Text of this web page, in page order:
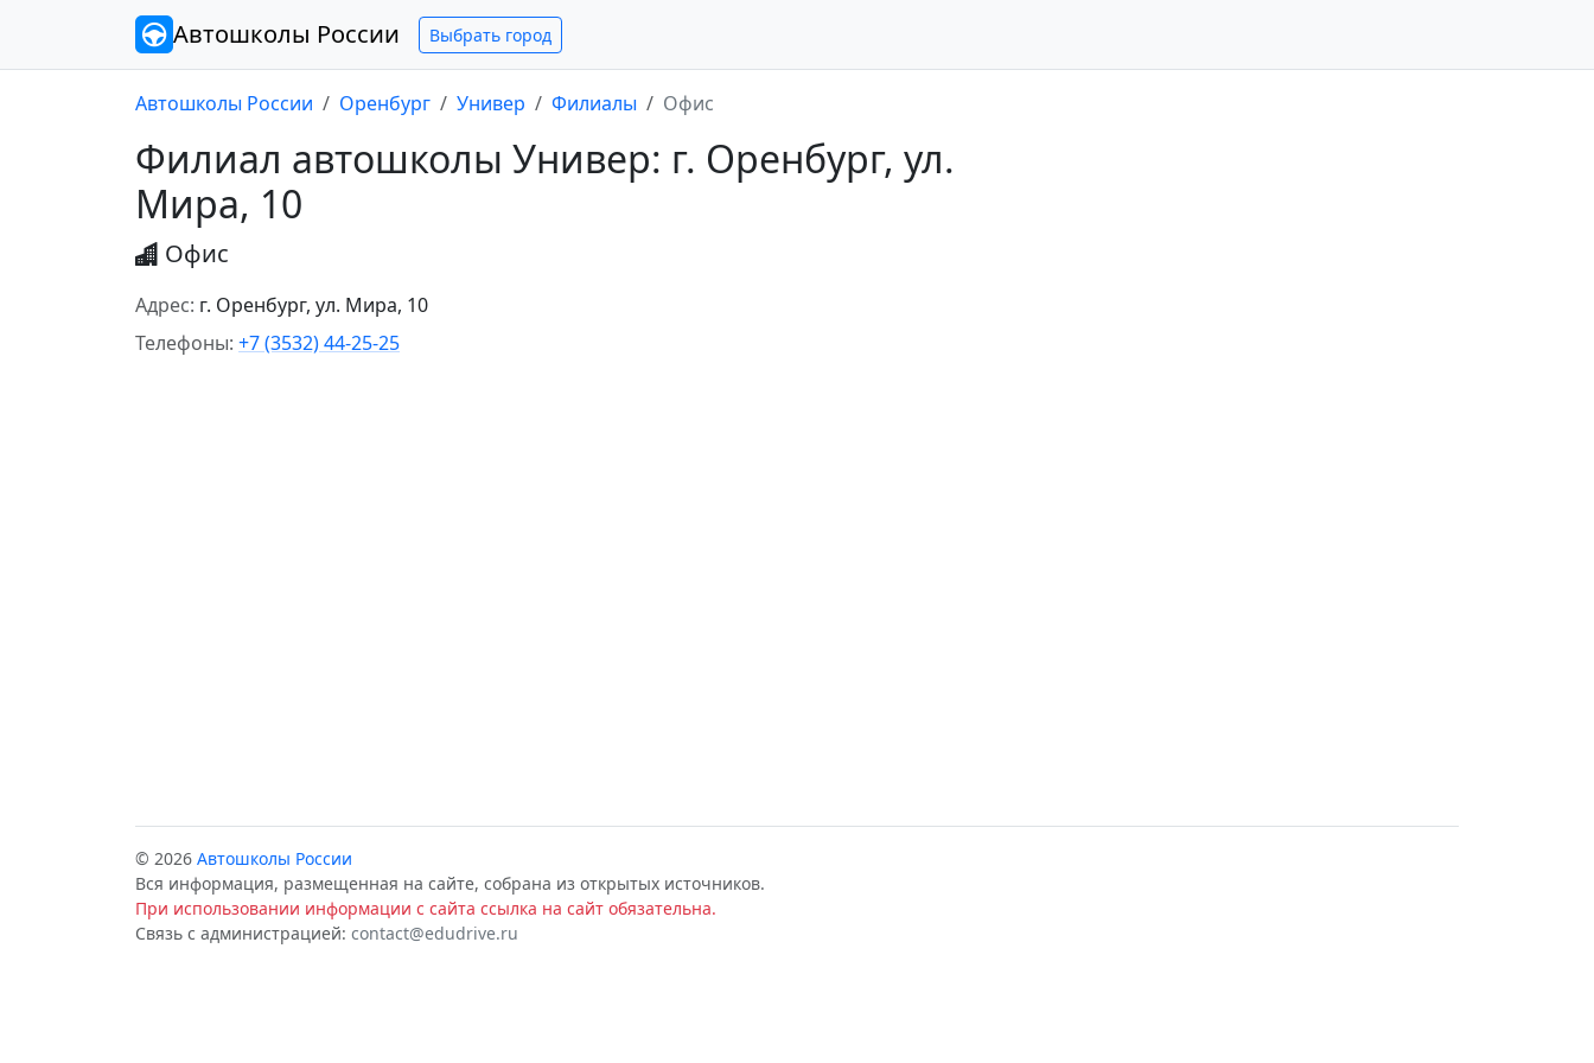
Автошколы России Выбрать город
Автошколы России Оренбург Универ Филиалы Офис
Филиал автошколы Универ: г. Оренбург, ул.
Мира, 10
Офис
Адрес: г. Оренбург, ул. Мира, 10
Телефоны: +7 (3532) 44-25-25
© 2026 Автошколы России
Вся информация, размещенная на сайте, собрана из открытых источников.
При использовании информации с сайта ссылка на сайт обязательна.
Связь с администрацией: contact@edudrive.ru